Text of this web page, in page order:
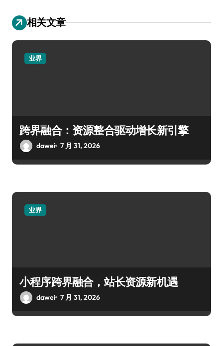
相关文章
业界
跨界融合：资源整合驱动增长新引擎
dawei 7 月 31, 2026
业界
小程序跨界融合，站长资源新机遇
dawei 7 月 31, 2026